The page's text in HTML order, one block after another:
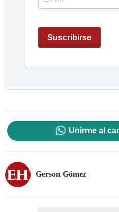
Unirme al
Gerson Gómez